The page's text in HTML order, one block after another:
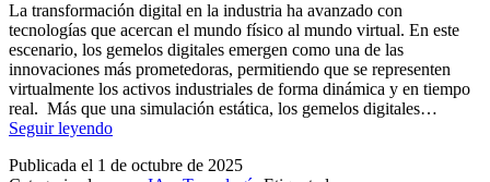
La transformación digital en la industria ha avanzado con
tecnologías que acercan el mundo físico al mundo virtual. En este
escenario, los gemelos digitales emergen como una de las
innovaciones más prometedoras, permitiendo que se representen
virtualmente los activos industriales de forma dinámica y en tiempo
real. Más que una simulación estática, los gemelos digitales…
Seguir leyendoGemelos
en
Publicada el 1 de octubre de 2025